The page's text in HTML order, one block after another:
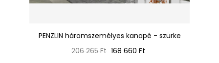
PENZLIN háromszemélyes kanapé - szürke
Normál
206 265 Ft Ár
168 660 Ft